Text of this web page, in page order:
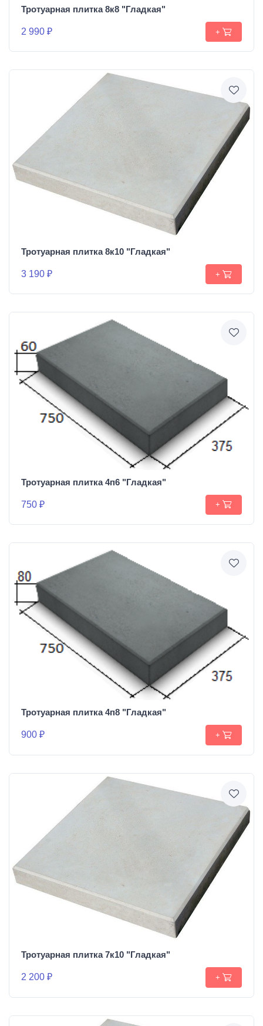
Тротуарная плитка 8к8 "Гладкая"
2 990 ₽ +
Тротуарная плитка 8к10 "Гладкая"
3 190 ₽ +
Тротуарная плитка 4п6 "Гладкая"
750 ₽ +
Тротуарная плитка 4п8 "Гладкая"
900 ₽ +
Тротуарная плитка 7к10 "Гладкая"
2 200 ₽ +